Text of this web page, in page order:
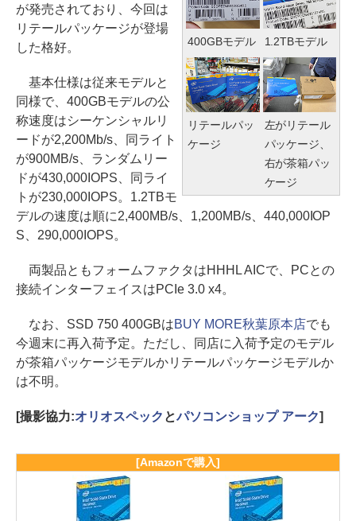
400GBモデル 1.2TBモデル
リテールパッ
ケージ
左がリテール
パッケージ、
右が茶箱パッ
ケージ
が発売されており、今回は
リテールパッケージが登場
した格好。
基本仕様は従来モデルと
同様で、400GBモデルの公
称速度はシーケンシャルリ
ードが2,200Mb/s、同ライト
が900MB/s、ランダムリー
ドが430,000IOPS、同ライ
トが230,000IOPS。1.2TBモ
デルの速度は順に2,400MB/s、1,200MB/s、440,000IOP
S、290,000IOPS。
両製品ともフォームファクタはHHHL AICで、PCとの
接続インターフェイスはPCIe 3.0 x4。
なお、SSD 750 400GBはBUY MORE秋葉原本店でも
今週末に再入荷予定。ただし、同店に入荷予定のモデル
が茶箱パッケージモデルかリテールパッケージモデルか
は不明。
[撮影協力:オリオスペック とパソコンショップ アーク]
[Amazonで購入]